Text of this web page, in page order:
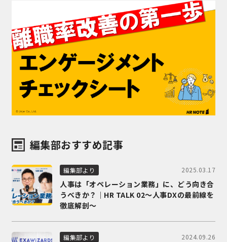
編集部おすすめ記事
編集部より 2025.03.17
人事は「オペレーション業務」に、どう向き合
うべきか？｜HR TALK 02～人事DXの最前線を
徹底解剖～
編集部より 2024.09.26